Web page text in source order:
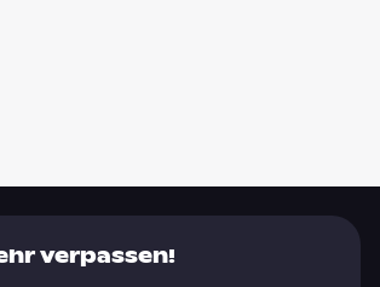
verpassen!